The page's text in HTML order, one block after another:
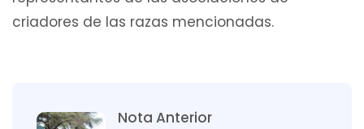
criadores de las razas mencionadas.
Nota Anterior